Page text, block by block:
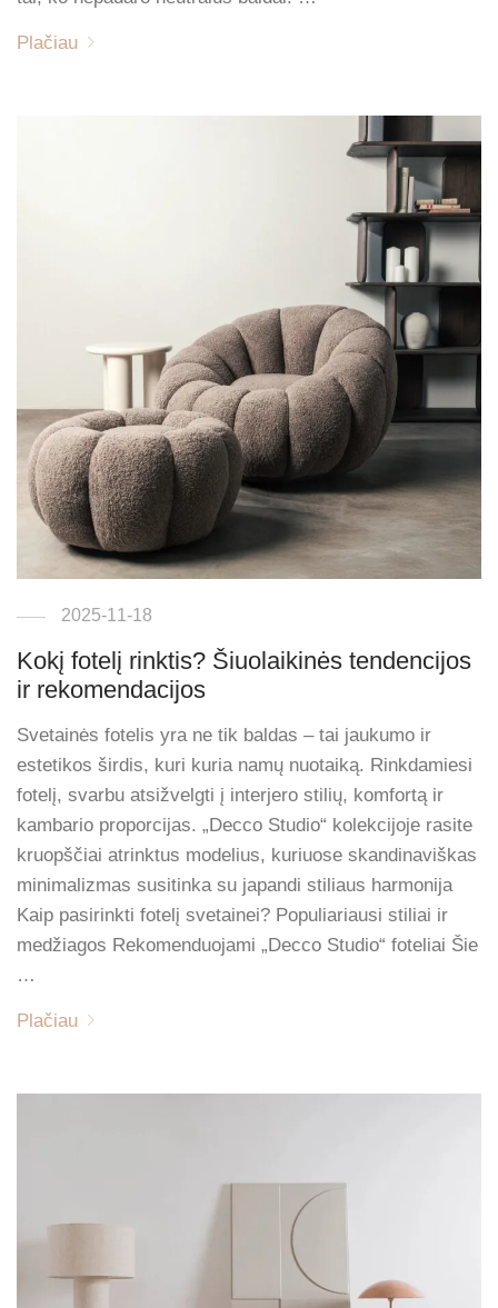
Plačiau
2025-11-18
Kokį fotelį rinktis? Šiuolaikinės tendencijos
ir rekomendacijos
Svetainės fotelis yra ne tik baldas – tai jaukumo ir
estetikos širdis, kuri kuria namų nuotaiką. Rinkdamiesi
fotelį, svarbu atsižvelgti į interjero stilių, komfortą ir
kambario proporcijas. „Decco Studio“ kolekcijoje rasite
kruopščiai atrinktus modelius, kuriuose skandinaviškas
minimalizmas susitinka su japandi stiliaus harmonija
Kaip pasirinkti fotelį svetainei? Populiariausi stiliai ir
medžiagos Rekomenduojami „Decco Studio“ foteliai Šie
…
Plačiau